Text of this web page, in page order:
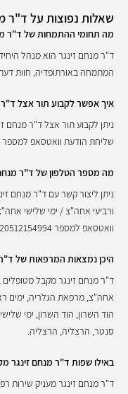
שאלות נפוצות על ד"ר
מה תחומי ההתמחות של ד"ר
ד"ר מנחם זינגר הוא מנהל
המתמחה באורתופדיה, חוות
איך אפשר לקבוע תור אצל ד"ר
שליחת הודעת וואטסאפ למספר 9720512154994, השארת פנייה באתר אינפומד.
מה מספר הטלפון של ד"ר
ניתן ליצור קשר עם ד"ר מנחם
וואטסאפ למספר 9720512154994.
היכן נמצאות המרפאות של
ד"ר מנחם זינגר מקבל מטופלים
הוד השרון, הוד השרון, ימי
סנטר, הרצליה, הרצליה.
באילו שפות ד"ר מנחם זינגר
ד"ר מנחם זינגר מעניק שירות